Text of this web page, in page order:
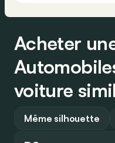
Acheter
voiture
Même silhouette